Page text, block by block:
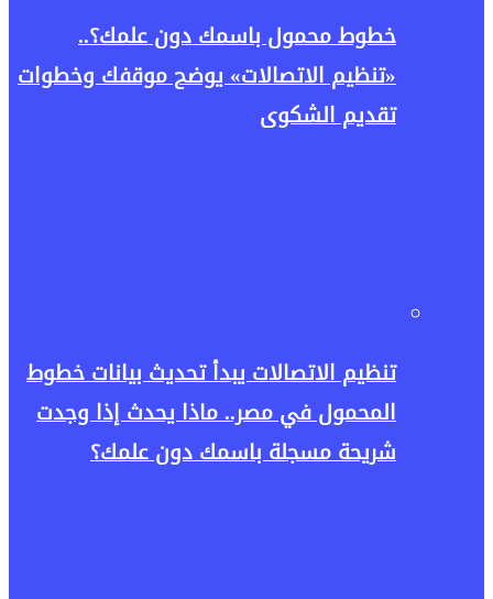
خطوط محمول باسمك دون علمك؟..
«تنظيم الاتصالات» يوضح موقفك وخطوات
تقديم الشكوى
تنظيم الاتصالات يبدأ تحديث بيانات خطوط
المحمول في مصر.. ماذا يحدث إذا وجدت
شريحة مسجلة باسمك دون علمك؟